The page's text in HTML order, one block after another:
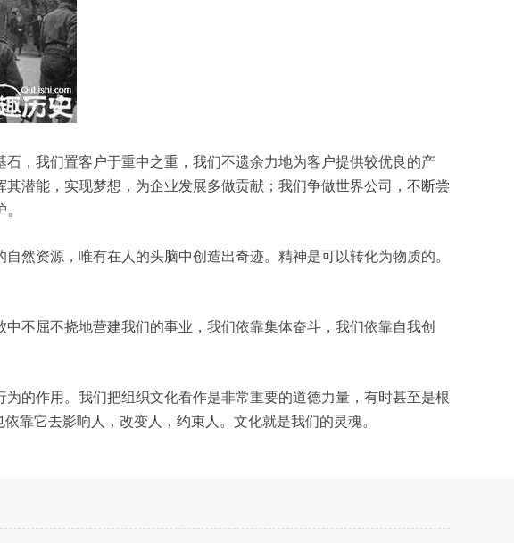
，我们置客户于重中之重，我们不遗余力地为客户提供较优良的产
潜能，实现梦想，为企业发展多做贡献；我们争做世界公司，不断尝
然资源，唯有在人的头脑中创造出奇迹。精神是可以转化为物质的。
不屈不挠地营建我们的事业，我们依靠集体奋斗，我们依靠自我创
的作用。我们把组织文化看作是非常重要的道德力量，有时甚至是根
靠它去影响人，改变人，约束人。文化就是我们的灵魂。